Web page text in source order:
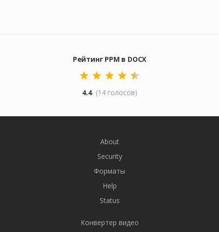
Рейтинг PPM в DOCX
4.4 (14 голосов)
About
Security
Форматы
Help
Status
Конвертер видео